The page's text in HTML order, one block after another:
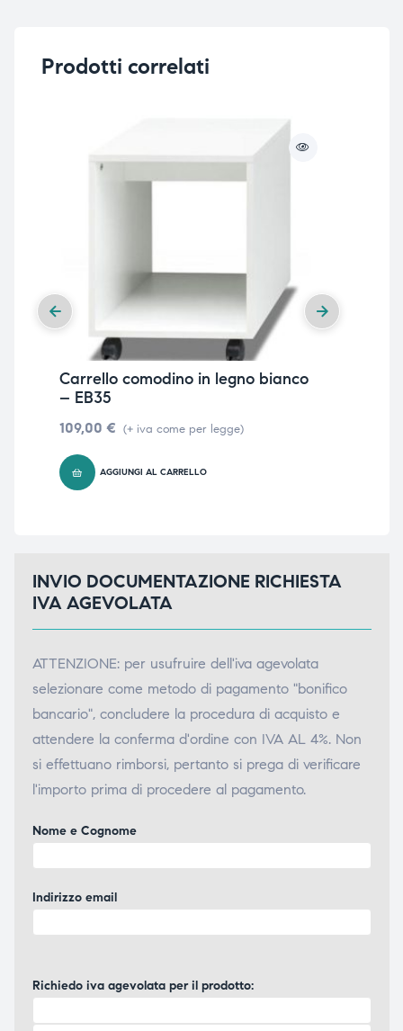
Prodotti correlati
Carrello comodino in legno bianco
– EB35
109,00 € (+ iva come per legge)
AGGIUNGI AL CARRELLO
INVIO DOCUMENTAZIONE RICHIESTA
IVA AGEVOLATA
ATTENZIONE: per usufruire dell'iva agevolata
selezionare come metodo di pagamento "bonifico
bancario", concludere la procedura di acquisto e
attendere la conferma d'ordine con IVA AL 4%. Non
si effettuano rimborsi, pertanto si prega di verificare
l'importo prima di procedere al pagamento.
Nome e Cognome
Indirizzo email
Richiedo iva agevolata per il prodotto: